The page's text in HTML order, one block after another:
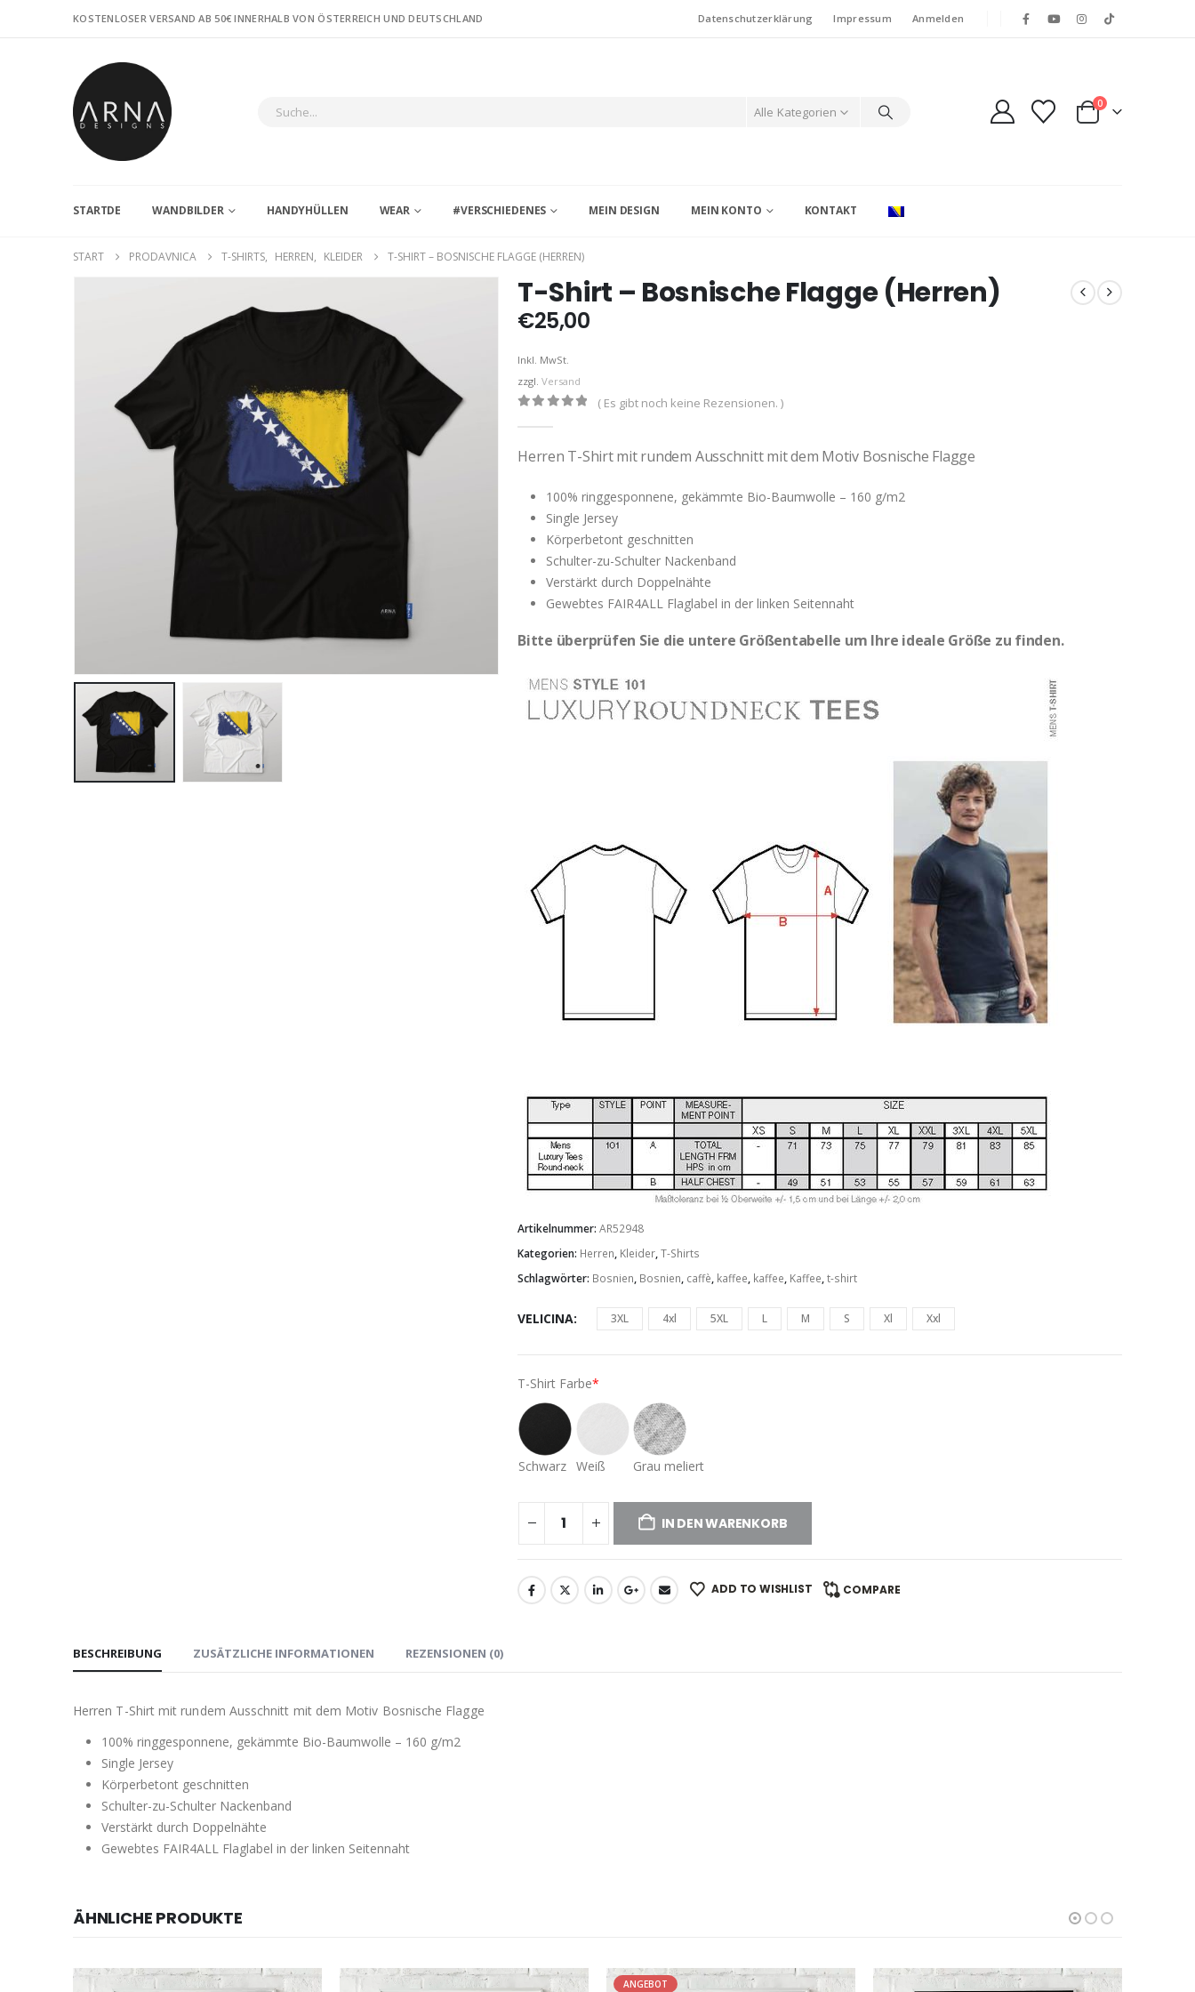
KOSTENLOSER VERSAND AB 50€ INNERHALB VON ÖSTERREICH UND DEUTSCHLAND Datenschutzerklärung Impressum Anmelden
Alle Kategorien
0
STARTDE WANDBILDER HANDYHÜLLEN WEAR #VERSCHIEDENES MEIN DESIGN MEIN KONTO KONTAKT
START PRODAVNICA T-SHIRTS, HERREN, KLEIDER T-SHIRT – BOSNISCHE FLAGGE (HERREN)
T-Shirt – Bosnische Flagge (Herren)
€25,00
Inkl. MwSt.
zzgl. Versand
( Es gibt noch keine Rezensionen. )
Herren T-Shirt mit rundem Ausschnitt mit dem Motiv Bosnische Flagge
100% ringgesponnene, gekämmte Bio-Baumwolle – 160 g/m2
Single Jersey
Körperbetont geschnitten
Schulter-zu-Schulter Nackenband
Verstärkt durch Doppelnähte
Gewebtes FAIR4ALL Flaglabel in der linken Seitennaht
Bitte überprüfen Sie die untere Größentabelle um Ihre ideale Größe zu finden.
Artikelnummer: AR52948
Kategorien: Herren, Kleider,T-Shirts
Schlagwörter: Bosnien, Bosnien, caffè, kaffee, kaffee, Kaffee,t-shirt
VELICINA 3XL 4xl 5XL L M S Xl Xxl
T-Shirt Farbe*
Schwarz Weiß Grau meliert
IN DEN WARENKORB
ADD TO WISHLIST COMPARE
BESCHREIBUNG ZUSÄTZLICHE INFORMATIONEN REZENSIONEN (0)
Herren T-Shirt mit rundem Ausschnitt mit dem Motiv Bosnische Flagge
100% ringgesponnene, gekämmte Bio-Baumwolle – 160 g/m2
Single Jersey
Körperbetont geschnitten
Schulter-zu-Schulter Nackenband
Verstärkt durch Doppelnähte
Gewebtes FAIR4ALL Flaglabel in der linken Seitennaht
ÄHNLICHE PRODUKTE
ANGEBOT